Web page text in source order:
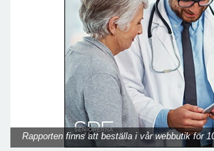
Rapporten finns att beställa i vår webbutik för